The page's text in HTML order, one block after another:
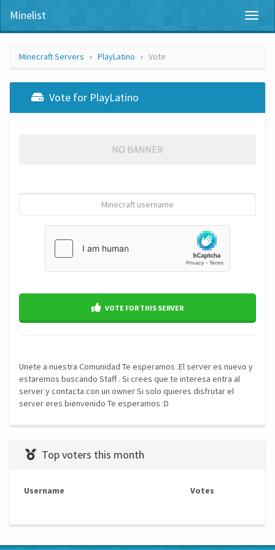
Minelist
Minecraft Servers PlayLatino Vote
Vote for PlayLatino
VOTE FOR THIS SERVER
Unete a nuestra Comunidad Te esperamos .El server es nuevo y
estaremos buscando Staff . Si crees que te interesa entra al
server y contacta con un owner Si solo quieres disfrutar el
server eres bienvenido Te esperamos :D
Top voters this month
Username Votes